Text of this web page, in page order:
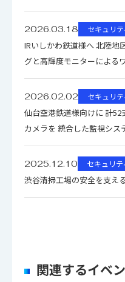
映像出力
PCS-7700HD 仕様書（pdf
PCS-7700HD
Lighting LED-Lighting 外
481.5KB
外観図（pdf）262.0KB
PCS-7700HD
2026.03.18 セキュリテ
IRいしかわ鉄道様へ 北陸地
グと高輝度モニターによる
2026.02.02 セキュリテ
仙台空港鉄道様向けに 計
カメラを 統合した監視シス
2025.12.10 セキュリテ
渋谷清掃工場の安全を支え
関連するイベ